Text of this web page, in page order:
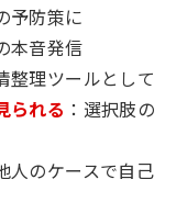
予防策に
本音発信
整理ツールとして
られる ：選択肢の
人のケースで自己